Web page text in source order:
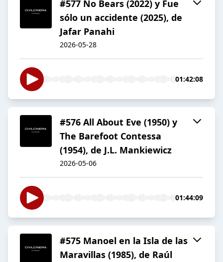
#577 No Bears (2022) y Fue
sólo un accidente (2025), de
Jafar Panahi
2026-05-28
01:42:08
#576 All About Eve (1950) y
The Barefoot Contessa
(1954), de J.L. Mankiewicz
2026-05-06
01:44:09
#575 Manoel en la Isla de las
Maravillas (1985), de Raúl